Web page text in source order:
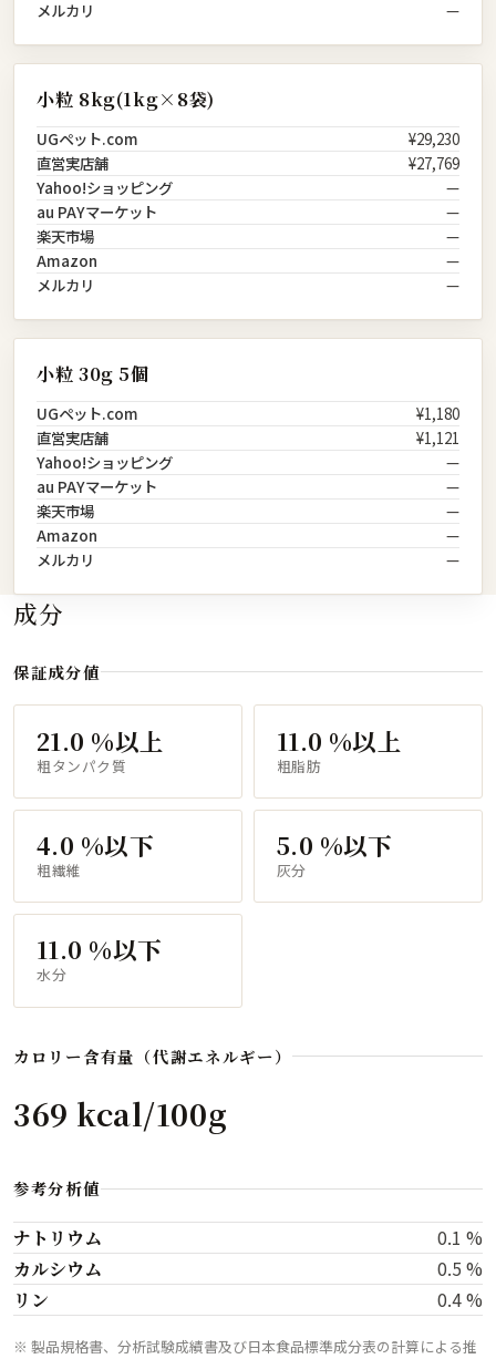
メルカリ —
小粒 8kg(1kg×8袋)
UGペット.com
¥29,230
直営実店舗
¥27,769
Yahoo!ショッピング
—
au PAYマーケット
—
楽天市場
—
Amazon
—
メルカリ
—
小粒 30g 5個
UGペット.com
¥1,180
直営実店舗
¥1,121
Yahoo!ショッピング
—
au PAYマーケット
—
楽天市場
—
Amazon
—
メルカリ
—
成分
保証成分値
21.0 %以上
粗タンパク質
11.0 %以上
粗脂肪
4.0 %以下
粗繊維
5.0 %以下
灰分
11.0 %以下
水分
カロリー含有量（代謝エネルギー）
369 kcal/100g
参考分析値
ナトリウム 0.1 %
カルシウム 0.5 %
リン 0.4 %
※ 製品規格書、分析試験成績書及び日本食品標準成分表の計算による推